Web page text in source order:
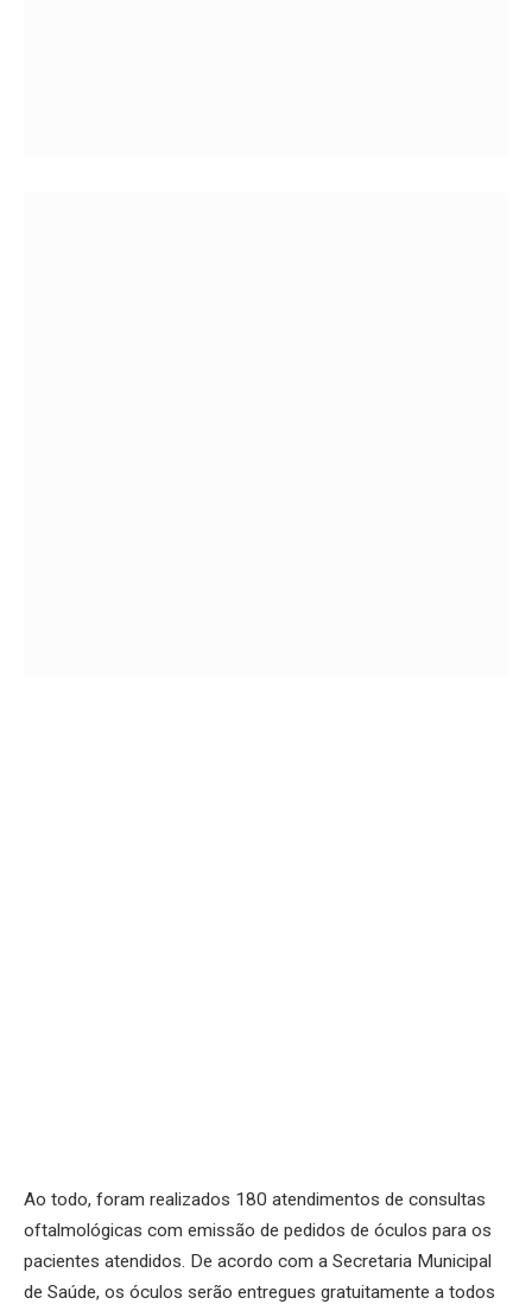
Ao todo, foram realizados 180 atendimentos de consultas
oftalmológicas com emissão de pedidos de óculos para os
pacientes atendidos. De acordo com a Secretaria Municipal
de Saúde, os óculos serão entregues gratuitamente a todos